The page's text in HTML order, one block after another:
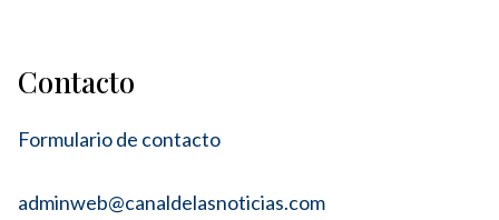
Contacto
Formulario de contacto
adminweb@canaldelasnoticias.com